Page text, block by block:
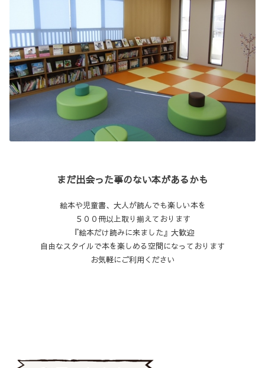
まだ出会った事のない本があるかも
絵本や児童書、大人が読んでも楽しい本を
５００冊以上取り揃えております
『絵本だけ読みに来ました』大歓迎
自由なスタイルで本を楽しめる空間になっております
お気軽にご利用ください